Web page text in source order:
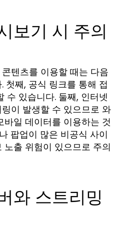
보기 시 주의
텐츠를 이용할 때는 다음
첫째, 공식 링크를 통해 접
수 있습니다. 둘째, 인터넷
이 발생할 수 있으므로 와
일 데이터를 이용하는 것
팝업이 많은 비공식 사이
출 위험이 있으므로 주의
와 스트리밍